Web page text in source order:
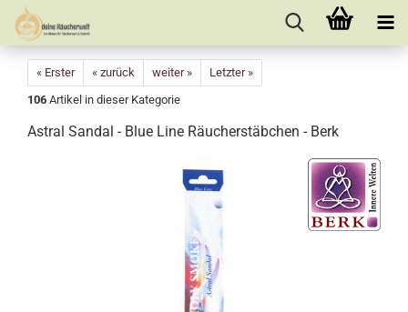
« Erster « zurück weiter »
Letzter »
106 Artikel in dieser Kategorie
Astral Sandal - Blue Line Räucherstäbchen - Berk